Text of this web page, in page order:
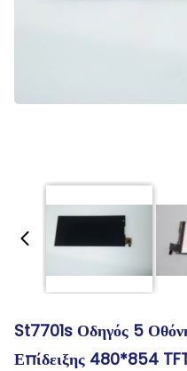
St7701s Οδηγός 5
Επίδειξης 480*854